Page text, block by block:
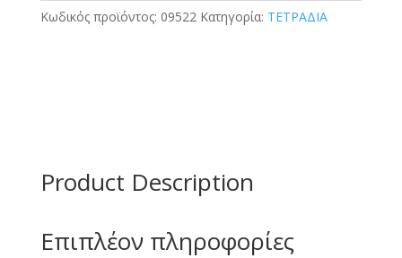
ΣΕΛΙΔΕΣ
Κωδικός προϊόντος: 09522 Κατηγορία: ΤΕΤΡΑΔΙΑ
Product Description
Επιπλέον πληροφορίες